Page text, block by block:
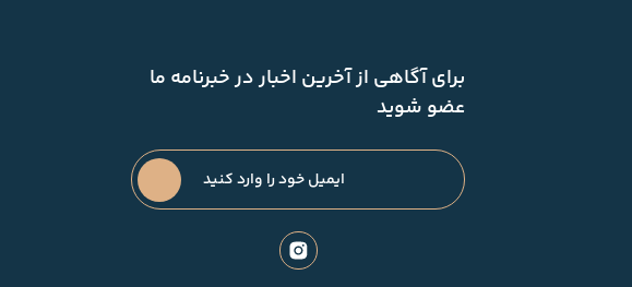
برای آگاهی از آخرین اخبار در خبرنامه ما
عضو شوید